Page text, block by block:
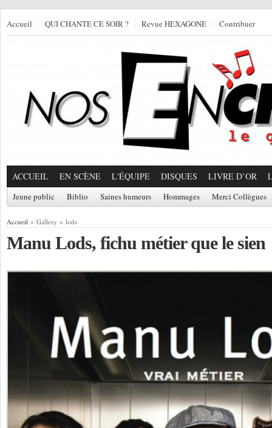
Accueil QUI CHANTE CE SOIR ? Revue HEXAGONE Contribuer
ACCUEIL EN SCÈNE L'ÉQUIPE DISQUES LIVRE D’OR
Jeune public Biblio Saines humeurs Hommages Merci Collègues
Accueil » Gallery » lods
Manu Lods, fichu métier que le sien